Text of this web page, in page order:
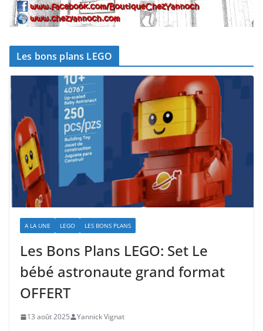
Les bons plans LEGO
A LA UNE LEGO LES BONS PLANS
Les Bons Plans LEGO: Set Le
bébé astronaute grand format
OFFERT
13 août 2025 Yannick Vignat